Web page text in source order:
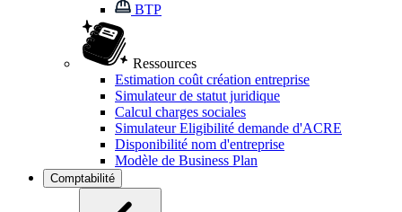
BTP
Ressources
Estimation coût création entreprise
Simulateur de statut juridique
Calcul charges sociales
Simulateur Eligibilité demande d'ACRE
Disponibilité nom d'entreprise
Modèle de Business Plan
Comptabilité